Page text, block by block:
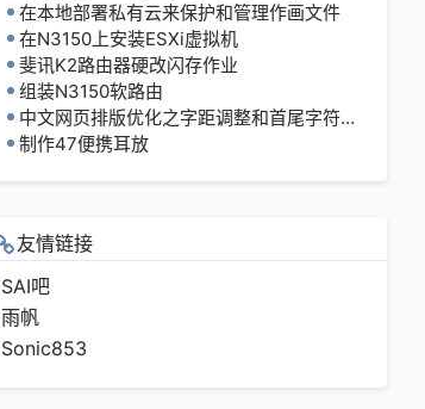
在本地部署私有云来保护和管理作画文件
在N3150上安装ESXi虚拟机
斐讯K2路由器硬改闪存作业
组装N3150软路由
中文网页排版优化之字距调整和首尾字符控制
制作47便携耳放
友情链接
SAI吧
雨帆
Sonic853